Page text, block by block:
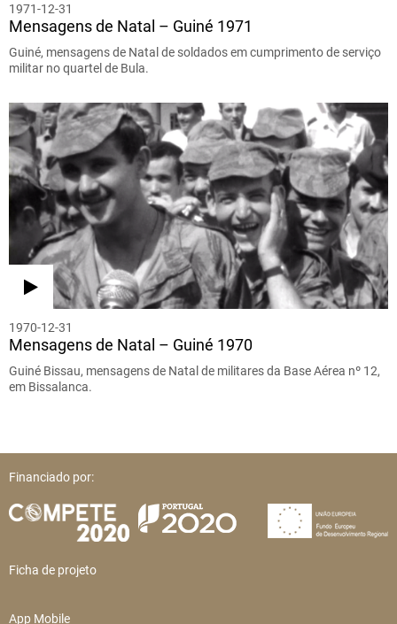
1971-12-31
Mensagens de Natal – Guiné 1971
Guiné, mensagens de Natal de soldados em cumprimento de serviço
militar no quartel de Bula.
1970-12-31
Mensagens de Natal – Guiné 1970
Guiné Bissau, mensagens de Natal de militares da Base Aérea nº 12,
em Bissalanca.
Financiado por:
Ficha de projeto
App Mobile